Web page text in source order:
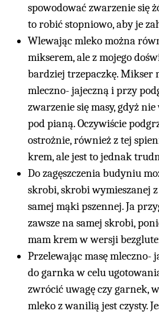
spowodować zwarzenie się
to robić stopniowo, aby je
Wlewając mleko można
mikserem, ale z mojego
bardziej trzepaczkę. Mikser
mleczno- jajeczną i przy
zwarzenie się masy, gdyż
pod pianą. Oczywiście
ostrożnie, również z tej
krem, ale jest to jednak
Do zagęszczenia budyniu
skrobi, skrobi wymieszanej
samej mąki pszennej. Ja
zawsze na samej skrobi,
mam krem w wersji
Przelewając masę mleczno-
do garnka w celu
zwrócić uwagę czy garnek,
mleko z wanilią jest czysty.